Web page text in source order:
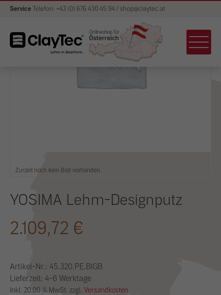
Service Telefon: +43 (0) 676 430 45 94 / shop@claytec.at
Zurzeit noch kein Bild vorhanden.
YOSIMA Lehm-Designputz
2.109,72 €
Artikel-Nr.: 45.320.PE.BIGB
Lieferzeit: 4-6 Werktage
Inkl. 20.00 % MwSt. zzgl. Versandkosten